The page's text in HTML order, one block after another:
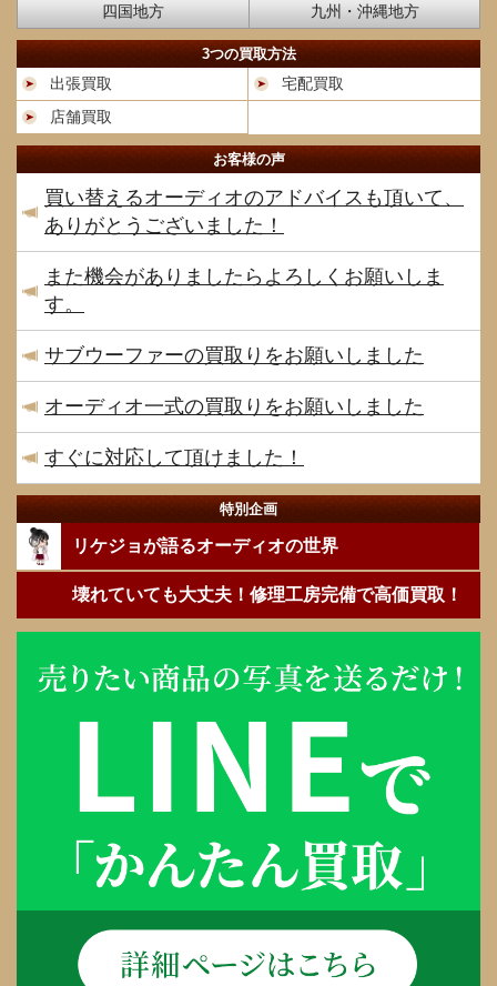
四国地方
九州・沖縄地方
3つの買取方法
出張買取
宅配買取
店舗買取
お客様の声
買い替えるオーディオのアドバイスも頂いて、
ありがとうございました！
また機会がありましたらよろしくお願いしま
す。
サブウーファーの買取りをお願いしました
オーディオ一式の買取りをお願いしました
すぐに対応して頂けました！
特別企画
リケジョが語るオーディオの世界
壊れていても大丈夫！修理工房完備で高価買取！